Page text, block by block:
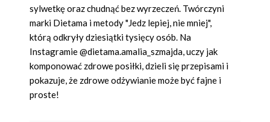
sylwetkę oraz chudnąć bez wyrzeczeń. Twórczyni
marki Dietama i metody "Jedz lepiej, nie mniej",
którą odkryły dziesiątki tysięcy osób. Na
Instagramie @dietama.amalia_szmajda, uczy jak
komponować zdrowe posiłki, dzieli się przepisami i
pokazuje, że zdrowe odżywianie może być fajne i
proste!